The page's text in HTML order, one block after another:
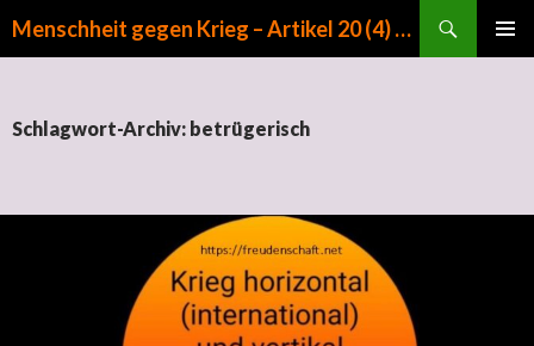
Menschheit gegen Krieg – Artikel 20 (4) GG
Schlagwort-Archiv: betrügerisch